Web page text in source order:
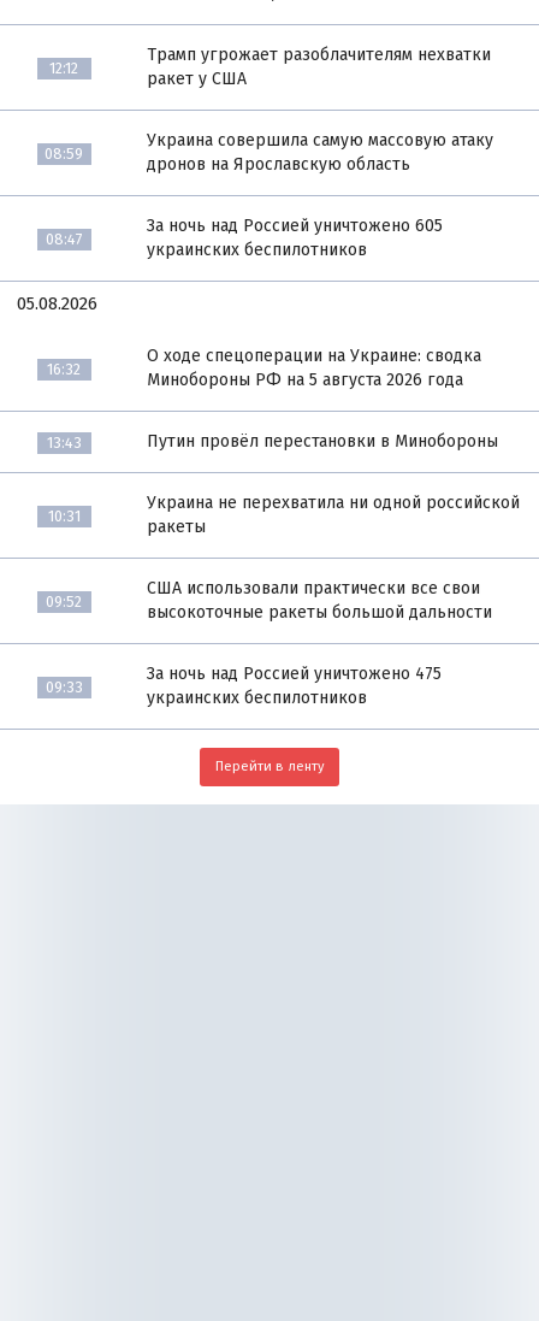
12:12
Трамп угрожает разоблачителям нехватки
ракет у США
08:59
Украина совершила самую массовую атаку
дронов на Ярославскую область
08:47
За ночь над Россией уничтожено 605
украинских беспилотников
05.08.2026
16:32
О ходе спецоперации на Украине: сводка
Минобороны РФ на 5 августа 2026 года
13:43 Путин провёл перестановки в Минобороны
10:31
Украина не перехватила ни одной российской
ракеты
09:52
США использовали практически все свои
высокоточные ракеты большой дальности
09:33
За ночь над Россией уничтожено 475
украинских беспилотников
Перейти в ленту